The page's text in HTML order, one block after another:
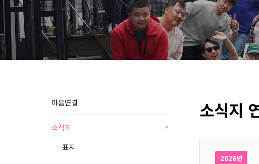
마음연결
소식지 +
표지
소식지
2026년